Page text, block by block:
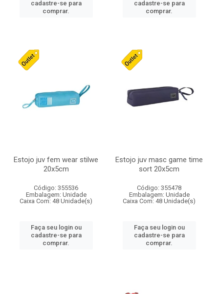
cadastre-se para
comprar.
cadastre-se para
comprar.
Estojo juv fem wear stilwe
20x5cm
Código: 355536
Embalagem: Unidade
Caixa Com: 48 Unidade(s)
Faça seu login ou
cadastre-se para
comprar.
Estojo juv masc game time
sort 20x5cm
Código: 355478
Embalagem: Unidade
Caixa Com: 48 Unidade(s)
Faça seu login ou
cadastre-se para
comprar.